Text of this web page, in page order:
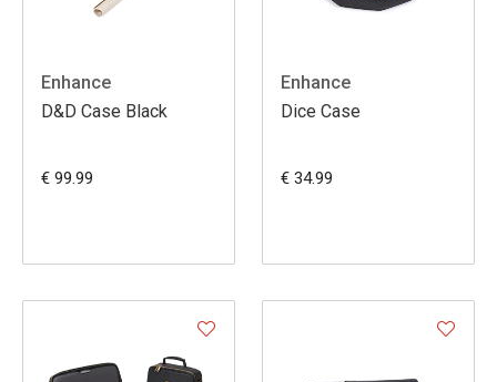
Enhance
D&D Case Black
€ 99.99
Enhance
Dice Case
€ 34.99